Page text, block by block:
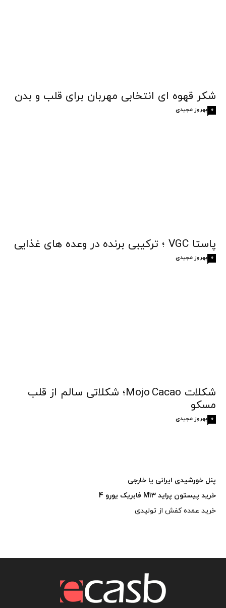
شکر قهوه‌ ای انتخابی مهربان برای قلب و بدن
بهروز مجیدی 0
پاستا VGC ؛ ترکیبی برنده در وعده های غذایی
بهروز مجیدی 0
شکلات Mojo Cacao؛ شکلاتی سالم از قلب
مسکو
بهروز مجیدی 0
پنل خورشیدی ایرانی یا خارجی
خرید پیستون پراید M13 فابریک یورو 4
خرید عمده کفش از تولیدی